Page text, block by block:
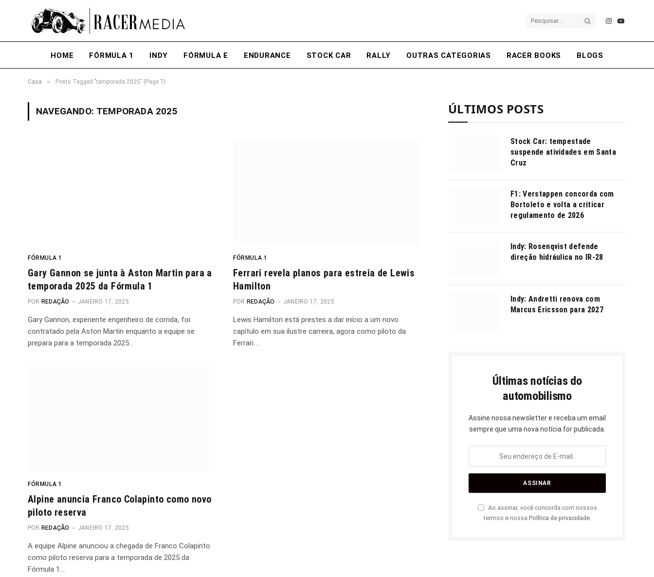
Instagram
YouTube
HOME FÓRMULA 1 INDY FÓRMULA E ENDURANCE STOCK CAR RALLY OUTRAS CATEGORIAS RACER BOOKS BLOGS
Casa » Posts Tagged "temporada 2025" (Page 7)
NAVEGANDO: TEMPORADA 2025
FÓRMULA 1
Gary Gannon se junta à Aston Martin para a
temporada 2025 da Fórmula 1
POR REDAÇÃO JANEIRO 17, 2025
Gary Gannon, experiente engenheiro de corrida, foi
contratado pela Aston Martin enquanto a equipe se
prepara para a temporada 2025…
FÓRMULA 1
Ferrari revela planos para estreia de Lewis
Hamilton
POR REDAÇÃO JANEIRO 17, 2025
Lewis Hamilton está prestes a dar início a um novo
capítulo em sua ilustre carreira, agora como piloto da
Ferrari.…
FÓRMULA 1
Alpine anuncia Franco Colapinto como novo
piloto reserva
POR REDAÇÃO JANEIRO 17, 2025
A equipe Alpine anunciou a chegada de Franco Colapinto
como piloto reserva para a temporada de 2025 da
Fórmula 1.…
ÚLTIMOS POSTS
Stock Car: tempestade
suspende atividades em Santa
Cruz
F1: Verstappen concorda com
Bortoleto e volta a criticar
regulamento de 2026
Indy: Rosenqvist defende
direção hidráulica no IR-28
Indy: Andretti renova com
Marcus Ericsson para 2027
Últimas notícias do
automobilismo
Assine nossa newsletter e receba um email
sempre que uma nova notícia for publicada.
Ao assinar, você concorda com nossos
termos e nossa Política de privacidade.